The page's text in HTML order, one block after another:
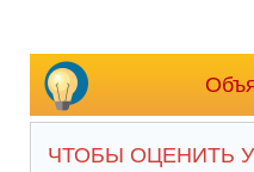
ЧТОБЫ ОЦЕНИТЬ